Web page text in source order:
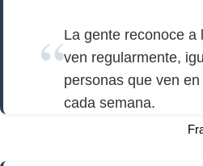
La gente reconoce a
ven regularmente,
personas que ven
cada semana.